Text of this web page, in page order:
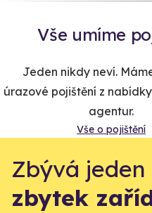
Vše umíme
Jeden nikdy neví.
úrazové pojištění z
agentur.
Vše o pojištění
Zbývá jeden
zbytek